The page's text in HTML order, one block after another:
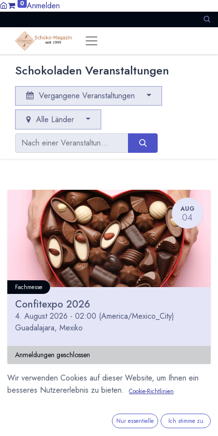
0 Anmelden
Schokoladen Veranstaltungen
Vergangene Veranstaltungen
Alle Länder
AUG
04
Fachmesse
Confitexpo 2026
4. August 2026 - 02:00 (America/Mexico_City)
Guadalajara, Mexiko
Anmeldungen geschlossen
Wir verwenden Cookies auf dieser Website, um Ihnen ein
besseres Nutzererlebnis zu bieten.
Cookie-Richtlinien
Nur essentielle Ich stimme zu